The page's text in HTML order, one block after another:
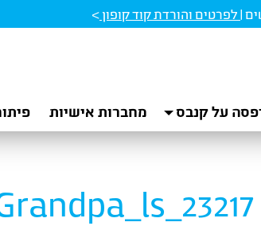
לפרטים והורדת קוד קופון>
על קנבס מחברות אישיות